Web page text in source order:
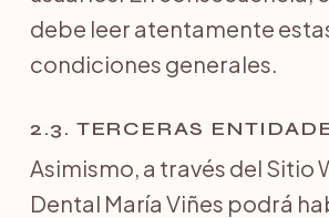
debe leer atentamente
condiciones generales.
2.3. TERCERAS
Asimismo, a través del Sitio
Dental María Viñes podrá